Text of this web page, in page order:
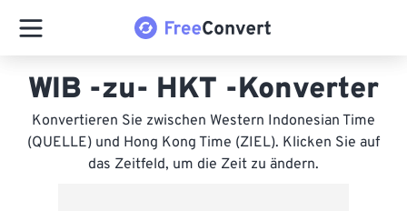
WIB -zu- HKT -Konverter
Konvertieren Sie zwischen Western Indonesian Time
(QUELLE) und Hong Kong Time (ZIEL). Klicken Sie auf
das Zeitfeld, um die Zeit zu ändern.